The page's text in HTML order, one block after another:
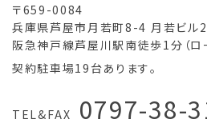
〒659-0084
兵庫県芦屋市月若町8-4 月若ビル
阪急神戸線芦屋川駅南徒歩1分（ロ
契約駐車場19台あります。
TEL&FAX 0797-38-